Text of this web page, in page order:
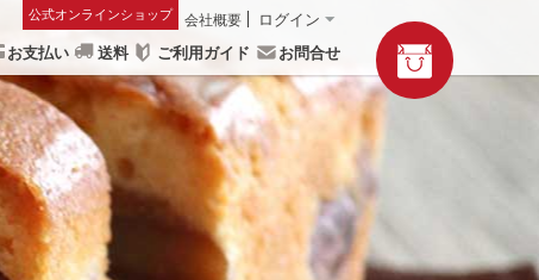
公式オンラインショップ 会社概要 ログイン
お支払い 送料 ご利用ガイド お問合せ